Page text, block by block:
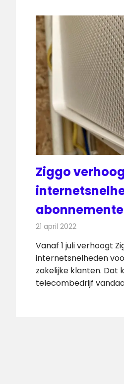
Ziggo
21 april 2022
Vanaf 1 juli verhoogt
internetsnelheden
zakelijke klanten. Dat
telecombedrijf